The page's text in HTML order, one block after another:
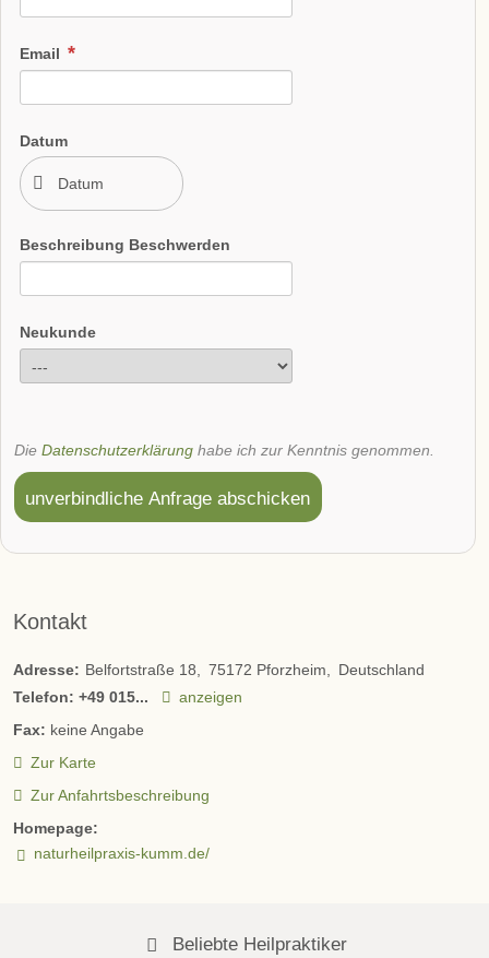
Email
Datum
Beschreibung Beschwerden
Neukunde
Die Datenschutzerklärung habe ich zur Kenntnis genommen.
unverbindliche Anfrage abschicken
Kontakt
Adresse: Belfortstraße 18 75172 Pforzheim
Deutschland
Telefon: +49 015...
anzeigen
Fax: keine Angabe
Zur Karte
Zur Anfahrtsbeschreibung
Homepage:
naturheilpraxis-kumm.de/
Beliebte Heilpraktiker